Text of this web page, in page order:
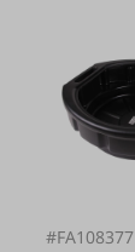
#FA108377